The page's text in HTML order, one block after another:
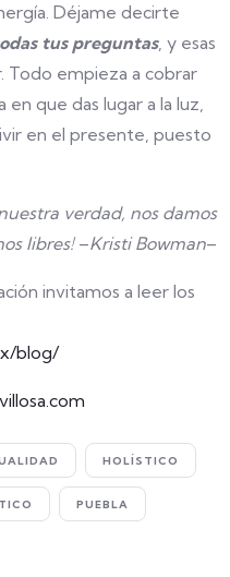
Déjame decirte
tus preguntas, y esas
Todo empieza a cobrar
que das lugar a la luz,
en el presente, puesto
verdad, nos damos
libres!–Kristi Bowman–
invitamos a leer los
blog/
HOLÍSTICO
PUEBLA